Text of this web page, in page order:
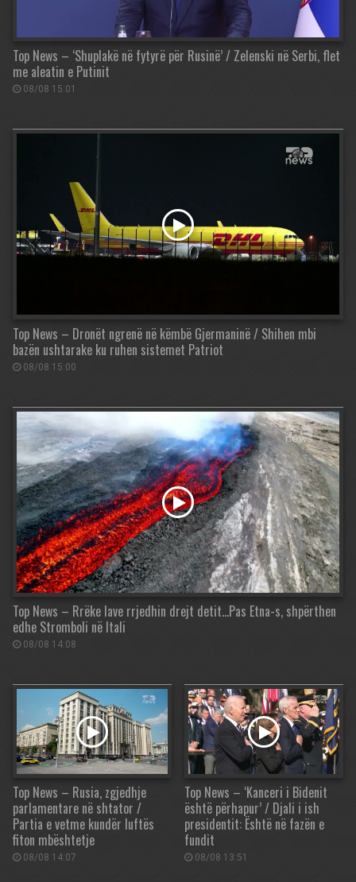
Top News – ‘Shuplakë në fytyrë për Rusinë’ / Zelenski në Serbi, flet
me aleatin e Putinit
08/08 15:01
Top News – Dronët ngrenë në këmbë Gjermaninë / Shihen mbi
bazën ushtarake ku ruhen sistemet Patriot
08/08 15:00
Top News – Rrëke lave rrjedhin drejt detit…Pas Etna-s, shpërthen
edhe Stromboli në Itali
08/08 14:08
Top News – Rusia, zgjedhje
parlamentare në shtator /
Partia e vetme kundër luftës
fiton mbështetje
08/08 14:07
Top News – ‘Kanceri i Bidenit
është përhapur’ / Djali i ish
presidentit: Është në fazën e
fundit
08/08 13:51